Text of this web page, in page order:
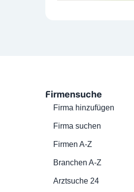
Firmensuche
Firma hinzufügen
Firma suchen
Firmen A-Z
Branchen A-Z
Arztsuche 24